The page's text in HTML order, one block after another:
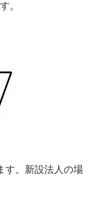
。
す。新設法人の場